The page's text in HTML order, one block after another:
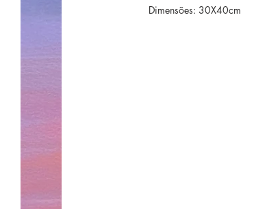
Dimensões: 30X40cm